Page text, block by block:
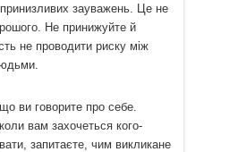
зауважень. Це не
Не принижуйте й
не проводити риску між
ви говорите про себе.
вам захочеться кого-
запитаєте, чим викликане